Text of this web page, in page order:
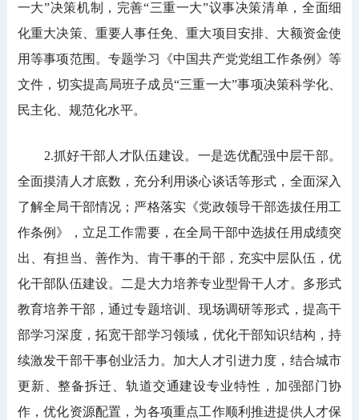
一大”决策机制，完善“三重一大”议事决策清单，全面细
化重大决策、重要人事任免、重大项目安排、大额资金使
用等事项范围。专题学习《中国共产党党组工作条例》等
文件，切实提高局班子成员“三重一大”事项决策科学化、
民主化、规范化水平。
2.抓好干部人才队伍建设。一是选优配强中层干部。
全面摸清人才底数，充分利用谈心谈话等形式，全面深入
了解全局干部情况；严格落实《党政领导干部选拔任用工
作条例》，立足工作需要，在全局干部中选拔任用成绩突
出、有担当、善作为、肯干事的干部，充实中层队伍，优
化干部队伍建设。二是大力培养专业型骨干人才。多形式
教育培养干部，通过专题培训、现场调研等形式，提高干
部学习深度，拓宽干部学习领域，优化干部知识结构，持
续激发干部干事创业活力。加大人才引进力度，结合城市
更新、整备拆迁、轨道交通建设专业特性，加强部门协
作，优化资源配置，为各项重点工作顺利推进提供人才保